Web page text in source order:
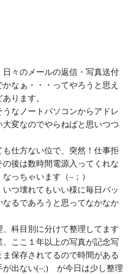
々のメールの返信・写真送付
なぁ・・・ってやろうと思え
ります。
うなノートパソコンからアドレ
変なのでやらねばと思いつつ
仕方ない位で、突然！仕事拒
後は数時間電源入ってくれな
っちゃいます（–；）
つ壊れてもいい様に毎日バッ
るであろうと思ってなかなか
、科目別に分けて整理してます
ここ１年以上の写真が記念写
保存されてるので時間がある
出ない(–;)　が今日は少し整理